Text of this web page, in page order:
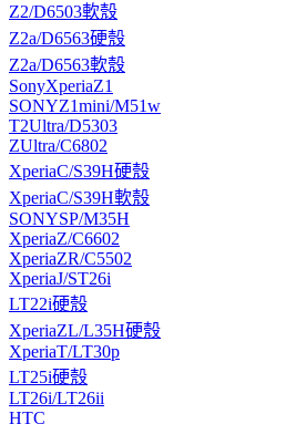
Z2/D6503軟殼
Z2a/D6563硬殼
Z2a/D6563軟殼
SonyXperiaZ1
SONYZ1mini/M51w
T2Ultra/D5303
ZUltra/C6802
XperiaC/S39H硬殼
XperiaC/S39H軟殼
SONYSP/M35H
XperiaZ/C6602
XperiaZR/C5502
XperiaJ/ST26i
LT22i硬殼
XperiaZL/L35H硬殼
XperiaT/LT30p
LT25i硬殼
LT26i/LT26ii
HTC